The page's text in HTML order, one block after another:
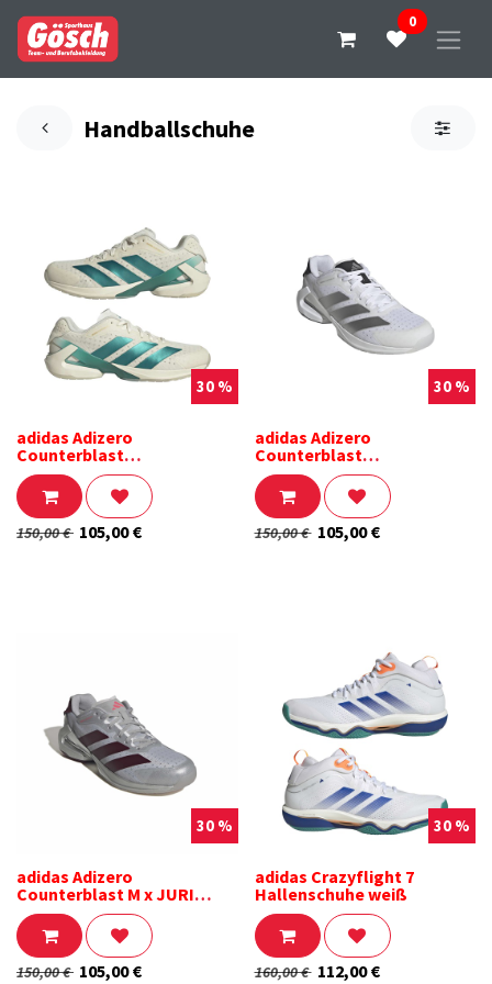
0
Handballschuhe
adidas Adizero
Counterblast
Handballschuhe weiß
30 %
150,00€ 105,00€
adidas Adizero
Counterblast
Handballschuhe weiß
30 %
150,00€ 105,00€
adidas Adizero
Counterblast M x JURI
Handballschuhe
silberfarben
30 %
150,00€ 105,00€
adidas Crazyflight 7
Hallenschuhe weiß
30 %
160,00€ 112,00€